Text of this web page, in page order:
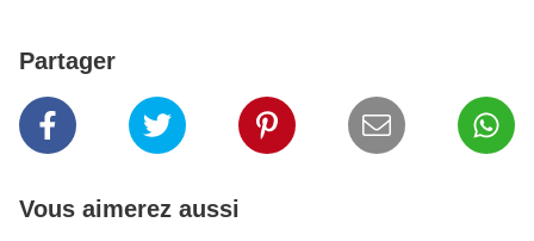
Partager
Vous aimerez aussi